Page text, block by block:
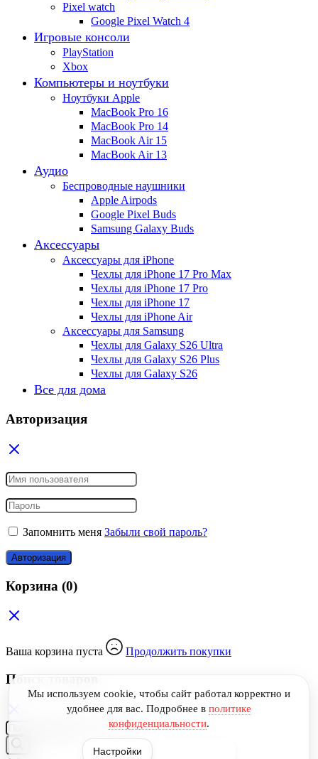
Мы используем cookie, чтобы сайт работал корректно и
удобнее для вас. Подробнее в политике
конфиденциальности.
Настройки
Pixel watch
Google Pixel Watch 4
Игровые консоли
PlayStation
Xbox
Компьютеры и ноутбуки
Ноутбуки Apple
MacBook Pro 16
MacBook Pro 14
MacBook Air 15
MacBook Air 13
Аудио
Беспроводные наушники
Apple Airpods
Google Pixel Buds
Samsung Galaxy Buds
Аксессуары
Аксессуары для iPhone
Чехлы для iPhone 17 Pro Max
Чехлы для iPhone 17 Pro
Чехлы для iPhone 17
Чехлы для iPhone Air
Аксессуары для Samsung
Чехлы для Galaxy S26 Ultra
Чехлы для Galaxy S26 Plus
Чехлы для Galaxy S26
Все для дома
Авторизация
Запомнить меня Забыли свой пароль?
Авторизация
Корзина (0)
Ваша корзина пуста Продолжить покупки
Поиск товаров
Поиск
товаров